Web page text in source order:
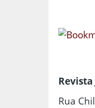
Revista
Rua